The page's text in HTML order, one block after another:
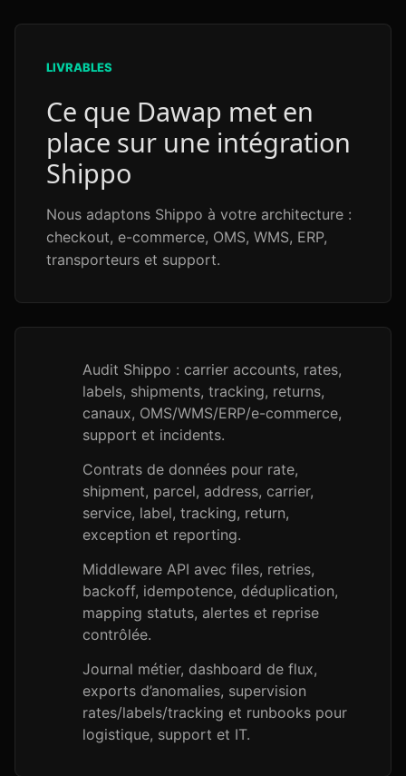
LIVRABLES
Ce que Dawap met en
place sur une intégration
Shippo
Nous adaptons Shippo à votre architecture :
checkout, e-commerce, OMS, WMS, ERP,
transporteurs et support.
Audit Shippo : carrier accounts, rates,
labels, shipments, tracking, returns,
canaux, OMS/WMS/ERP/e-commerce,
support et incidents.
Contrats de données pour rate,
shipment, parcel, address, carrier,
service, label, tracking, return,
exception et reporting.
Middleware API avec files, retries,
backoff, idempotence, déduplication,
mapping statuts, alertes et reprise
contrôlée.
Journal métier, dashboard de flux,
exports d’anomalies, supervision
rates/labels/tracking et runbooks pour
logistique, support et IT.